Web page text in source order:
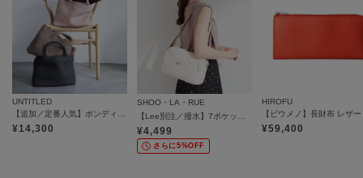
UNTITLED
¥14,300
SHOO・LA・RUE
¥4,499
さらに5%OFF
HIROFU
¥59,400